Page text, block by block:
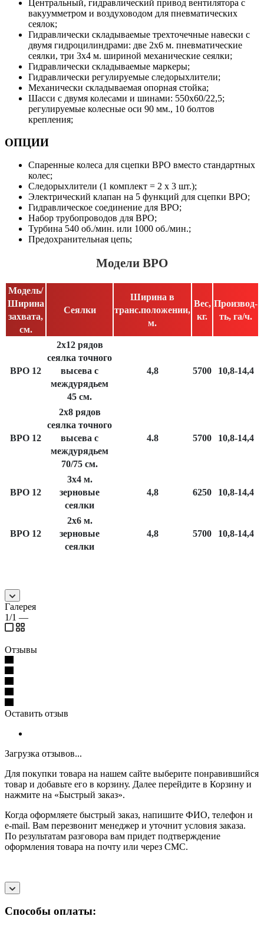
Центральный, гидравлический привод вентилятора с
вакуумметром и воздуховодом для пневматических
сеялок;
Гидравлически складываемые трехточечные навески с
двумя гидроцилиндрами: две 2x6 м. пневматические
сеялки, три 3x4 м. шириной механические сеялки;
Гидравлически складываемые маркеры;
Гидравлически регулируемые следорыхлители;
Механически складываемая опорная стойка;
Шасси с двумя колесами и шинами: 550x60/22,5;
регулируемые колесные оси 90 мм., 10 болтов
крепления;
ОПЦИИ
Спаренные колеса для сцепки BPO вместо стандартных
колес;
Следорыхлители (1 комплект = 2 х 3 шт.);
Электрический клапан на 5 функций для сцепки BPO;
Гидравлическое соединение для BPO;
Набор трубопроводов для BPO;
Турбина 540 об./мин. или 1000 об./мин.;
Предохранительная цепь;
Модели ВРО
Модель/
Ширина
захвата,
см.
Сеялки
Ширина в
транс.положении,
м.
Вес,
кг.
Производ-
ть, га/ч.
BPO 12
2x12 рядов
сеялка точного
высева с
междурядьем
45 см.
4,8 5700 10,8-14,4
BPO 12
2х8 рядов
сеялка точного
высева с
междурядьем
70/75 см.
4.8 5700 10,8-14,4
BPO 12
3х4 м.
зерновые
сеялки
4,8 6250 10,8-14,4
BPO 12
2х6 м.
зерновые
сеялки
4,8 5700 10,8-14,4
Галерея
1/1 —
Отзывы
Оставить отзыв
Загрузка отзывов...
Для покупки товара на нашем сайте выберите понравившийся
товар и добавьте его в корзину. Далее перейдите в Корзину и
нажмите на «Быстрый заказ».
Когда оформляете быстрый заказ, напишите ФИО, телефон и
e-mail. Вам перезвонит менеджер и уточнит условия заказа.
По результатам разговора вам придет подтверждение
оформления товара на почту или через СМС.
Способы оплаты: